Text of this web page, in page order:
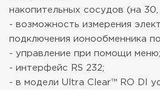
накопительных сосудов (на
- возможность измерения
подключения ионообменника
- управление при помощи меню;
- интерфейс RS 232;
- в модели Ultra Clear™ RO DI